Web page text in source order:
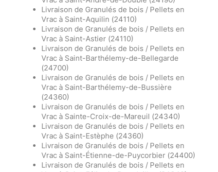
Livraison de Granulés de bois / Pellets en
Vrac à Saint-Aquilin (24110)
Livraison de Granulés de bois / Pellets en
Vrac à Saint-Astier (24110)
Livraison de Granulés de bois / Pellets en
Vrac à Saint-Barthélemy-de-Bellegarde
(24700)
Livraison de Granulés de bois / Pellets en
Vrac à Saint-Barthélemy-de-Bussière
(24360)
Livraison de Granulés de bois / Pellets en
Vrac à Sainte-Croix-de-Mareuil (24340)
Livraison de Granulés de bois / Pellets en
Vrac à Saint-Estèphe (24360)
Livraison de Granulés de bois / Pellets en
Vrac à Saint-Étienne-de-Puycorbier (24400)
Livraison de Granulés de bois / Pellets en